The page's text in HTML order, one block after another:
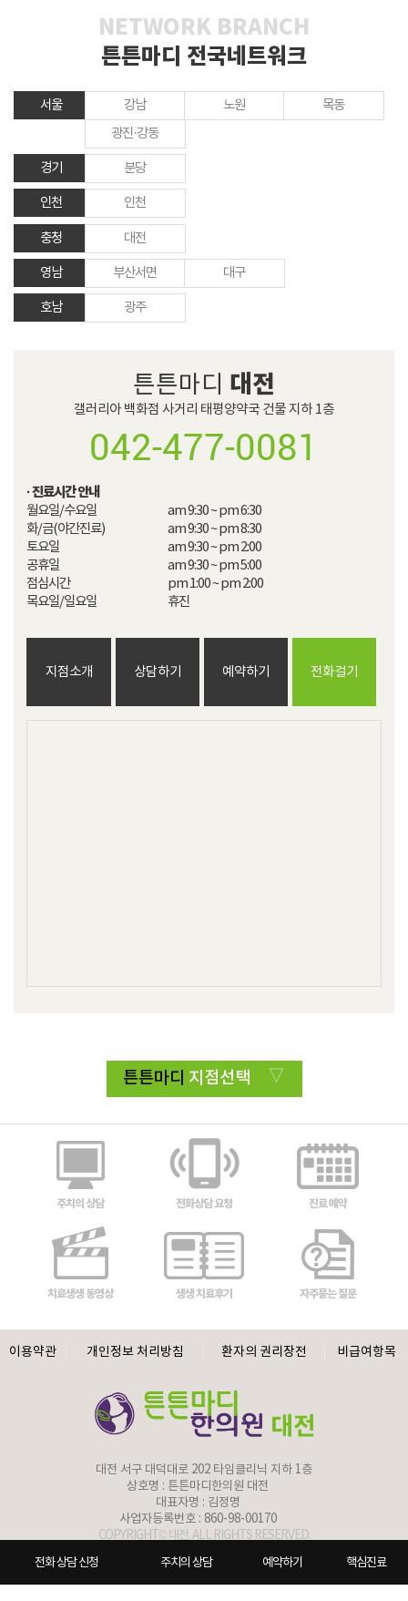
NETWORK BRANCH
튼튼마디 전국네트워크
서울 강남 노원
목동
광진·강동
경기 분당
인천 인천
충청 대전
영남 부산서면 대구
호남 광주
튼튼마디 대전
갤러리아 백화점 사거리 태평양약국 건물 지하 1층
042-477-0081
· 진료시간 안내
월요일/수요일
화/금(야간진료)
토요일
공휴일
점심시간
목요일/일요일
am 9:30 ~ pm 6:30
am 9:30 ~ pm 8:30
am 9:30 ~ pm 2:00
am 9:30 ~ pm 5:00
pm 1:00 ~ pm 2:00​
휴진
지점소개 상담하기 예약하기 전화걸기
튼튼마디 지점선택
주치의 상담 전화상담 요청 진료 예약
치료생생 동영상 생생 치료후기 자주묻는 질문
이용약관 개인정보 처리방침 환자의 권리장전 비급여항목
대전 서구 대덕대로 202 타임클리닉 지하 1층
상호명 : 튼튼마디한의원 대전
대표자명 : 김정명
사업자등록번호 : 860-98-00170
COPYRIGHT© 대전. ALL RIGHTS RESERVED.
병원홈페이지제작
전화 상담 신청 주치의 상담 예약하기 핵심진료